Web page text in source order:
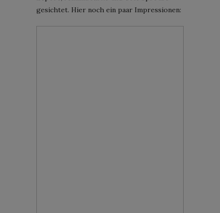
gesichtet. Hier noch ein paar Impressionen: